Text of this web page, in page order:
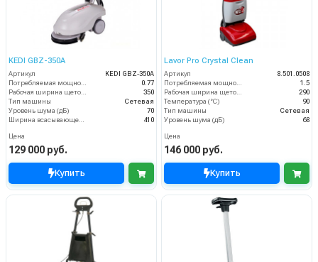
KEDI GBZ-350A
Артикул
KEDI GBZ-350A
Потребляемая мощность (кВт)
0.77
Рабочая ширина щеток (мм)
350
Тип машины
Сетевая
Уровень шума (дБ)
70
Ширина всасывающей балки (мм)
410
Цена
129 000 руб.
Купить
Lavor Pro Crystal Clean
Артикул
8.501.0508
Потребляемая мощность (кВт)
1.5
Рабочая ширина щеток (мм)
290
Температура (°C)
90
Тип машины
Сетевая
Уровень шума (дБ)
68
Цена
146 000 руб.
Купить